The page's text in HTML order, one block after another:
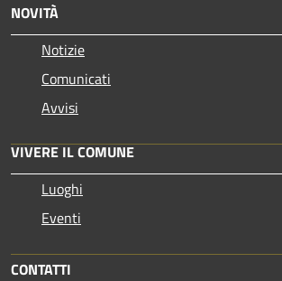
NOVITÀ
Notizie
Comunicati
Avvisi
VIVERE IL COMUNE
Luoghi
Eventi
CONTATTI